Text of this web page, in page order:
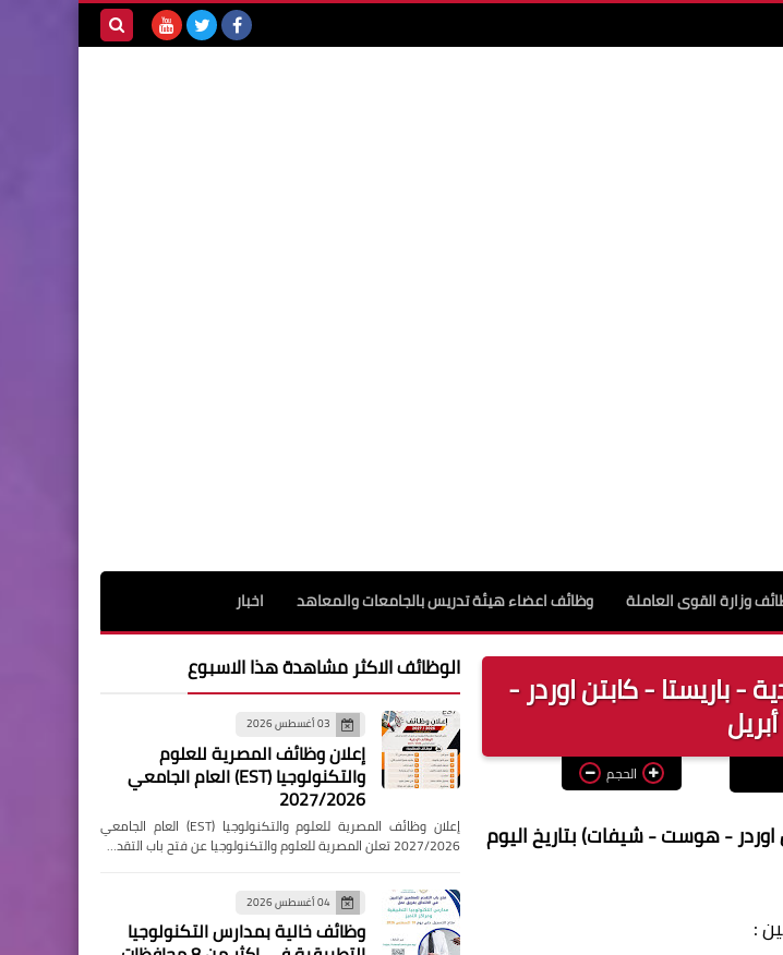
وزارة القوى العاملة وظائف اعضاء هيئة تدريس بالجامعات والمعاهد اخبار
باريستا - كابتن اوردر -
الحجم
- هوست - شيفات) بتاريخ اليوم
:
الوظائف الاكثر مشاهدة هذا الاسبوع
03 أغسطس 2026
إعلان وظائف المصرية للعلوم
والتكنولوجيا (EST) العام الجامعي
2027/2026
إعلان وظائف المصرية للعلوم والتكنولوجيا (EST) العام الجامعي
2027/2026 تعلن المصرية للعلوم والتكنولوجيا عن فتح باب التقد…
04 أغسطس 2026
وظائف خالية بمدارس التكنولوجيا